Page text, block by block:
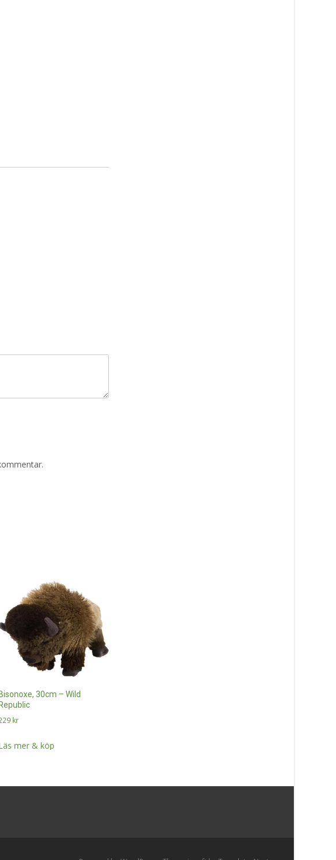
Bisonoxe, 30cm – Wild
Republic
kr
mer & köp
Läs mer & köp Läs mer & köp